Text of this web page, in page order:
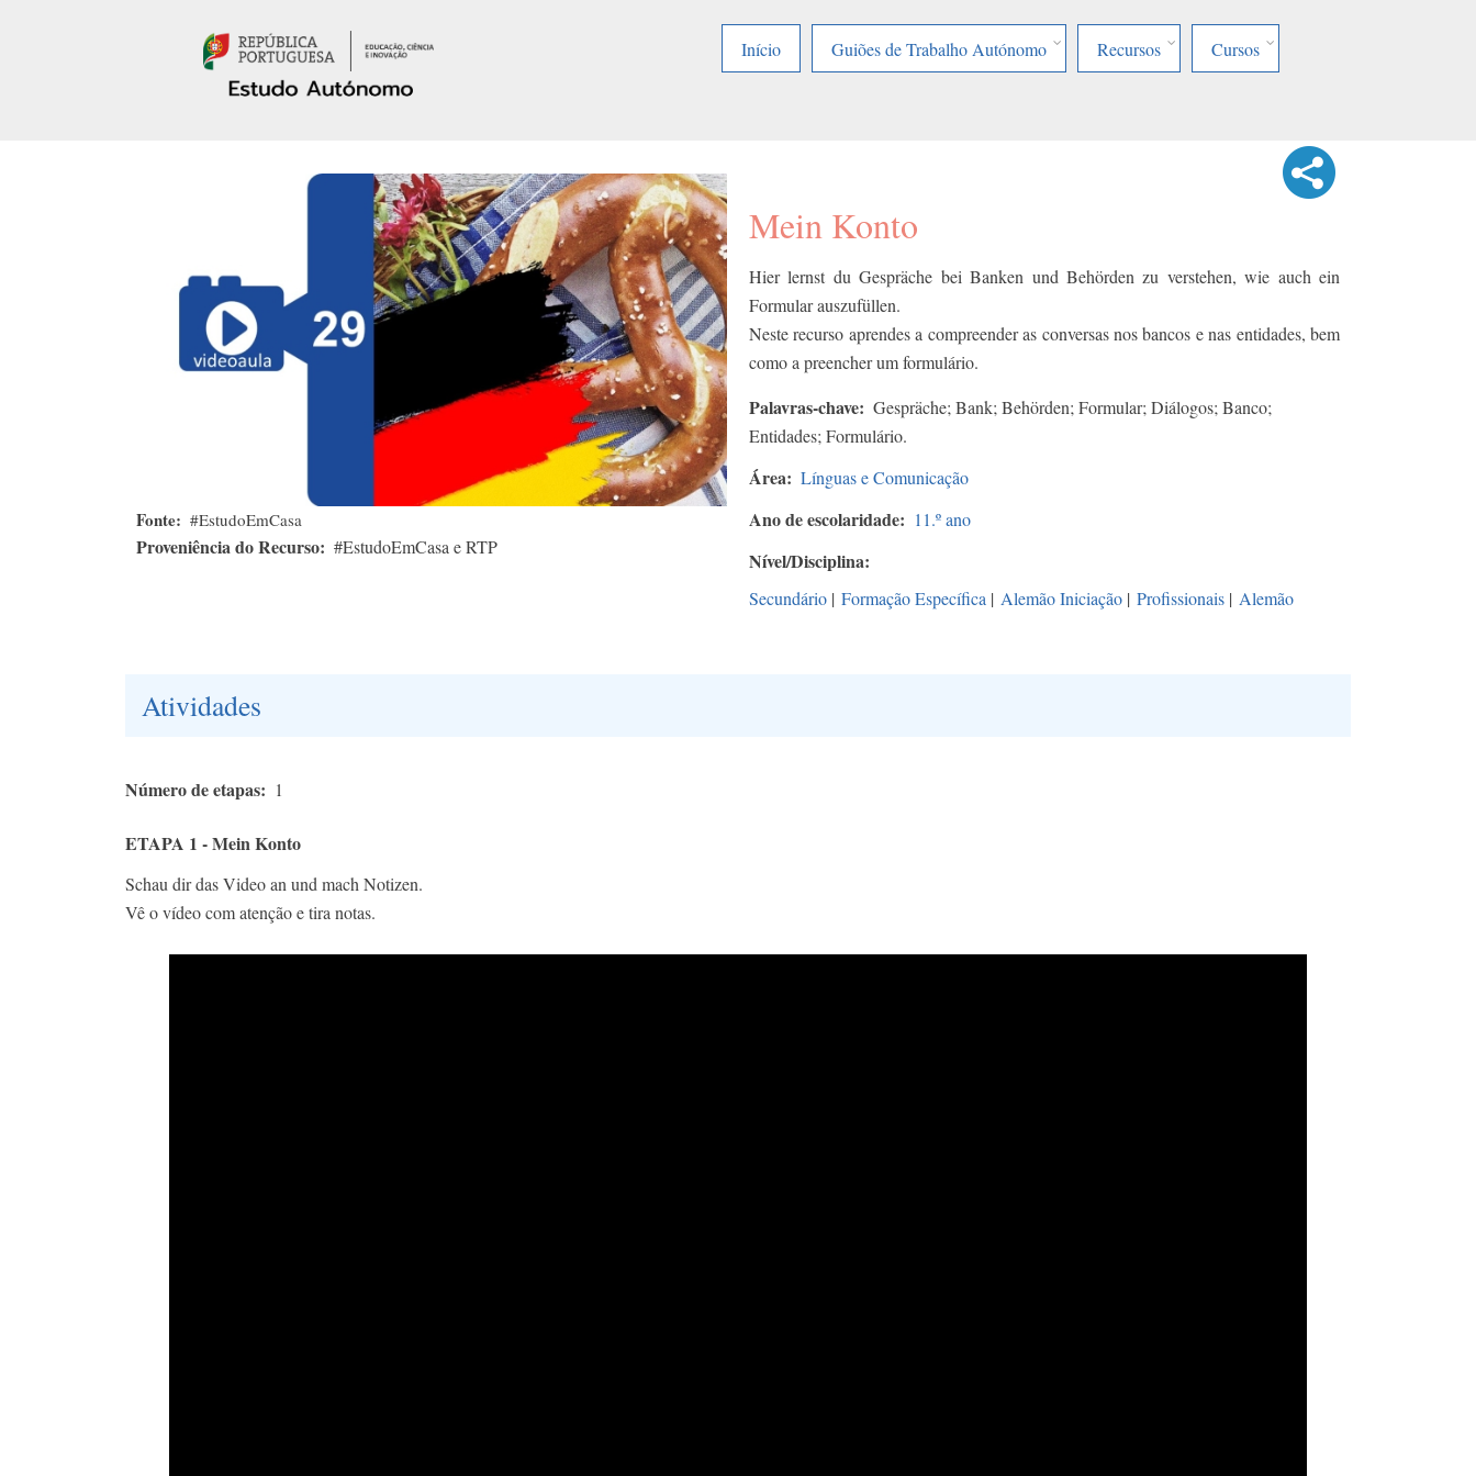
Início
Guiões de Trabalho Autónomo Recursos Cursos
Fonte #EstudoEmCasa
Proveniência do Recurso #EstudoEmCasa e RTP
Mein Konto
Hier lernst du Gespräche bei Banken und Behörden zu verstehen, wie auch ein
Formular auszufüllen.
Neste recurso aprendes a compreender as conversas nos bancos e nas entidades, bem
como a preencher um formulário.
Palavras-chave
Gespräche; Bank; Behörden; Formular; Diálogos; Banco;
Entidades; Formulário.
Área Línguas e Comunicação
Ano de escolaridade 11.º ano
Nível/Disciplina
Secundário | Formação Específica | Alemão Iniciação | Profissionais | Alemão
Atividades
Número de etapas 1
ETAPA 1 - Mein Konto
Schau dir das Video an und mach Notizen.
Vê o vídeo com atenção e tira notas.